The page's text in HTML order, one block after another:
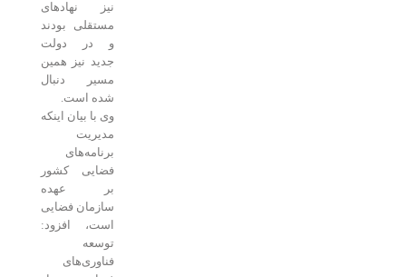
نیز نهادهای
مستقلی بودند
و در دولت
جدید نیز همین
مسیر دنبال
شده است.
وی با بیان اینکه
برنامه‌های
فضایی کشور
بر عهده
سازمان فضایی
است، افزود:
فناوری‌های